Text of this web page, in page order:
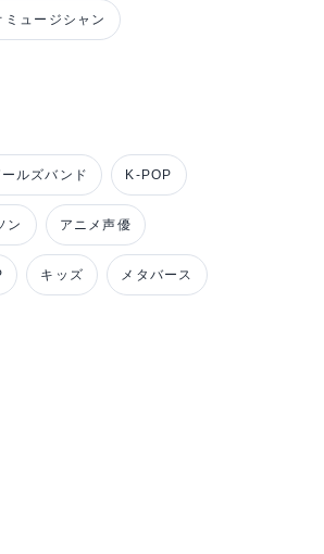
ミュージシャン
ルズバンド K-POP
ン アニメ声優
キッズ メタバース